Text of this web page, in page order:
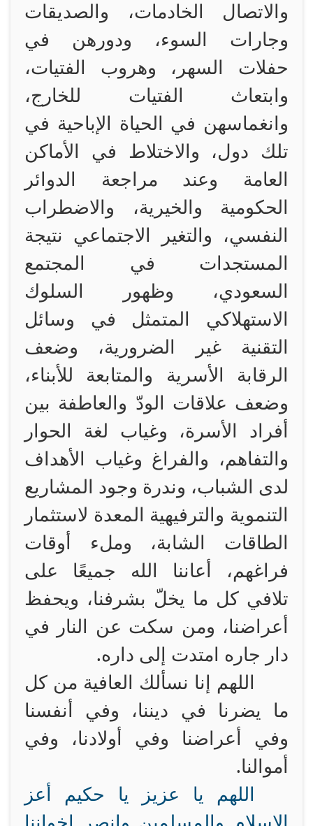
والاتصال الخادمات، والصديقات
وجارات السوء، ودورهن في
حفلات السهر، وهروب الفتيات،
وابتعاث الفتيات للخارج،
وانغماسهن في الحياة الإباحية في
تلك دول، والاختلاط في الأماكن
العامة وعند مراجعة الدوائر
الحكومية والخيرية، والاضطراب
النفسي، والتغير الاجتماعي نتيجة
المستجدات في المجتمع
السعودي، وظهور السلوك
الاستهلاكي المتمثل في وسائل
التقنية غير الضرورية، وضعف
الرقابة الأسرية والمتابعة للأبناء،
وضعف علاقات الودّ والعاطفة بين
أفراد الأسرة، وغياب لغة الحوار
والتفاهم، والفراغ وغياب الأهداف
لدى الشباب، وندرة وجود المشاريع
التنموية والترفيهية المعدة لاستثمار
الطاقات الشابة، وملء أوقات
فراغهم، أعاننا الله جميعًا على
تلافي كل ما يخلّ بشرفنا، ويحفظ
أعراضنا، ومن سكت عن النار في
دار جاره امتدت إلى داره.
اللهم إنا نسألك العافية من كل
ما يضرنا في ديننا، وفي أنفسنا
وفي أعراضنا وفي أولادنا، وفي
أموالنا.
اللهم يا عزيز يا حكيم أعز